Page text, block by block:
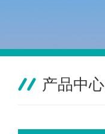
产品中心